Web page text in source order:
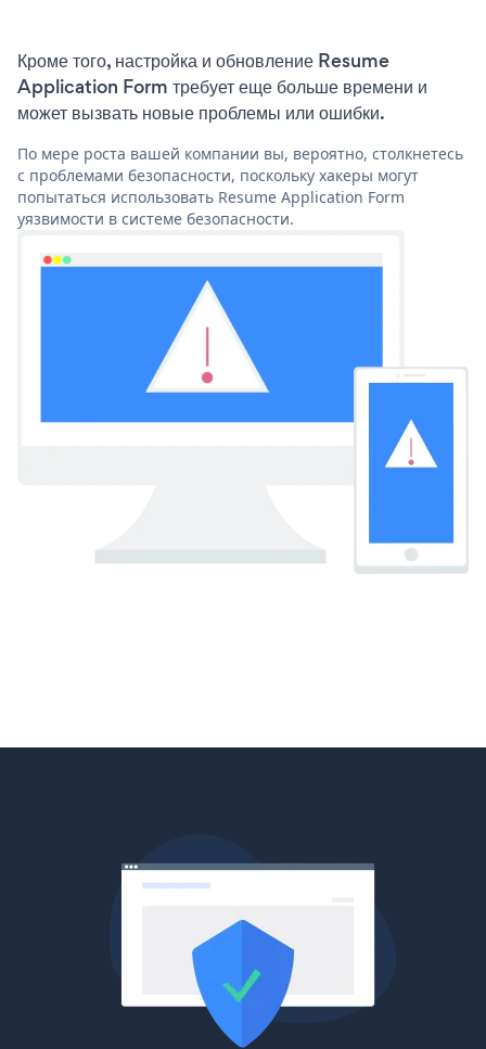
Кроме того, настройка и обновление Resume
Application Form требует еще больше времени и
может вызвать новые проблемы или ошибки.
По мере роста вашей компании вы, вероятно, столкнетесь
с проблемами безопасности, поскольку хакеры могут
попытаться использовать Resume Application Form
уязвимости в системе безопасности.